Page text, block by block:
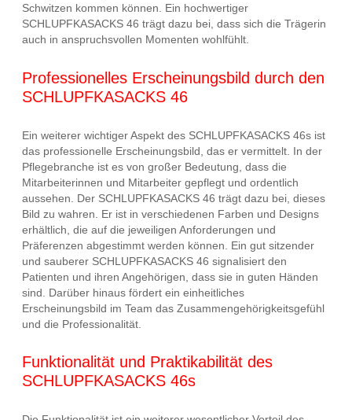
Schwitzen kommen können. Ein hochwertiger
SCHLUPFKASACKS 46 trägt dazu bei, dass sich die Trägerin
auch in anspruchsvollen Momenten wohlfühlt.
Professionelles Erscheinungsbild durch den
SCHLUPFKASACKS 46
Ein weiterer wichtiger Aspekt des SCHLUPFKASACKS 46s ist
das professionelle Erscheinungsbild, das er vermittelt. In der
Pflegebranche ist es von großer Bedeutung, dass die
Mitarbeiterinnen und Mitarbeiter gepflegt und ordentlich
aussehen. Der SCHLUPFKASACKS 46 trägt dazu bei, dieses
Bild zu wahren. Er ist in verschiedenen Farben und Designs
erhältlich, die auf die jeweiligen Anforderungen und
Präferenzen abgestimmt werden können. Ein gut sitzender
und sauberer SCHLUPFKASACKS 46 signalisiert den
Patienten und ihren Angehörigen, dass sie in guten Händen
sind. Darüber hinaus fördert ein einheitliches
Erscheinungsbild im Team das Zusammengehörigkeitsgefühl
und die Professionalität.
Funktionalität und Praktikabilität des
SCHLUPFKASACKS 46s